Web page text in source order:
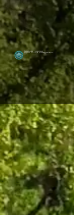
[newyear_garland]
Басейнове управління
водних ресурсів річок Прут та Сірет